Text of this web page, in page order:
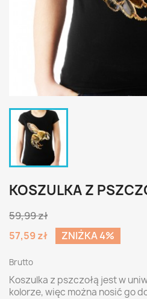
KOSZULKA Z
59,99 zł
57,59 zł
ZNIŻKA 4%
Brutto
Koszulka z pszczołą jest w
kolorze, więc można nosić go